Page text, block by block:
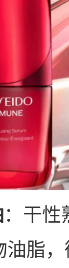
：干
脂